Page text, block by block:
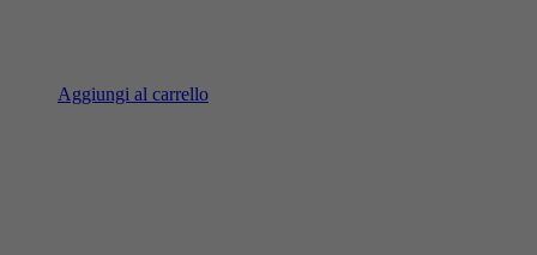
Aggiungi al carrello